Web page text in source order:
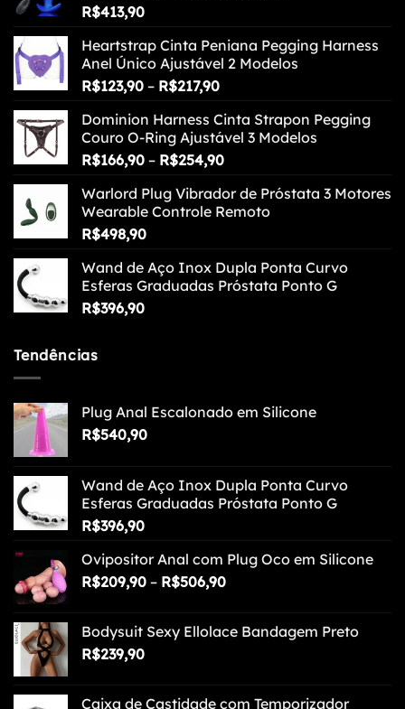
R$413,90
Heartstrap Cinta Peniana Pegging Harness
Anel Único Ajustável 2 Modelos
R$123,90 – R$217,90Faixa
preço:
R$123,90
através
Dominion Harness Cinta Strapon Pegging
Couro O-Ring Ajustável 3 Modelos
R$166,90 – R$254,90Faixa
preço:
R$166,90
Warlord Plug Vibrador de Próstata 3 Motores
Wearable Controle Remoto
R$498,90
Wand de Aço Inox Dupla Ponta Curvo
Esferas Graduadas Próstata Ponto G
R$396,90
Tendências
Plug Anal Escalonado em Silicone
R$540,90
Wand de Aço Inox Dupla Ponta Curvo
Esferas Graduadas Próstata Ponto G
R$396,90
Ovipositor Anal com Plug Oco em Silicone
R$209,90 – R$506,90Faixa
R$209,90
Bodysuit Sexy Ellolace Bandagem Preto
R$239,90
Caixa de Castidade com Temporizador